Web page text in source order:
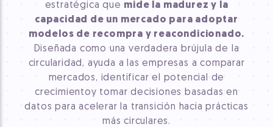
estratégica que mide la madurez y la
capacidad de un mercado para adoptar
modelos de recompra y reacondicionado.
Diseñada como una verdadera brújula de la
circularidad, ayuda a las empresas a comparar
mercados, identificar el potencial de
crecimientoy tomar decisiones basadas en
datos para acelerar la transición hacia prácticas
más circulares.